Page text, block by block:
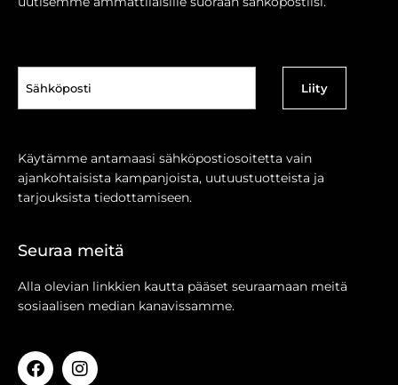
(Pakollinen)
Käytämme antamaasi sähköpostiosoitetta vain
ajankohtaisista kampanjoista, uutuustuotteista ja
tarjouksista tiedottamiseen.
Seuraa meitä
Alla olevian linkkien kautta pääset seuraamaan meitä
sosiaalisen median kanavissamme.